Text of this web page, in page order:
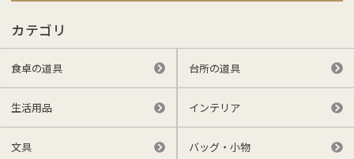
カテゴリ
食卓の道具 台所の道具
生活用品 インテリア
文具 バッグ・小物